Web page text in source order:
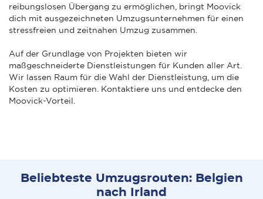
reibungslosen Übergang zu ermöglichen, bringt Moovick
dich mit ausgezeichneten Umzugsunternehmen für einen
stressfreien und zeitnahen Umzug zusammen.
Auf der Grundlage von Projekten bieten wir
maßgeschneiderte Dienstleistungen für Kunden aller Art.
Wir lassen Raum für die Wahl der Dienstleistung, um die
Kosten zu optimieren. Kontaktiere uns und entdecke den
Moovick-Vorteil.
Beliebteste Umzugsrouten: Belgien
nach Irland